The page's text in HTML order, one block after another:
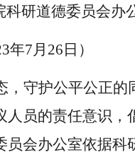
科研道德委员会办
年7月26日）
，守护公平公正的
员的责任意识，
会办公室依据科